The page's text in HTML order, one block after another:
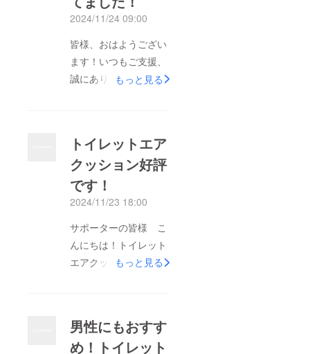
2024/11/24 09:00
皆様、おはようござい
ます！いつもご支援、
誠にありがとうござい
エコフレンドリーなと
ころが素晴らしいです
ね。これでトイレの時
間がもっと快適になり
きご支援お願いいたし
ます。
もっと見る
トイレットエア
クッション好評
です！
2024/11/23 18:00
サポーターの皆様 こ
んにちは！トイレット
エアクッションって
くと、想像以上に気持
ちやトイレから本当に
もっと見る
男性にもおすす
め！トイレット